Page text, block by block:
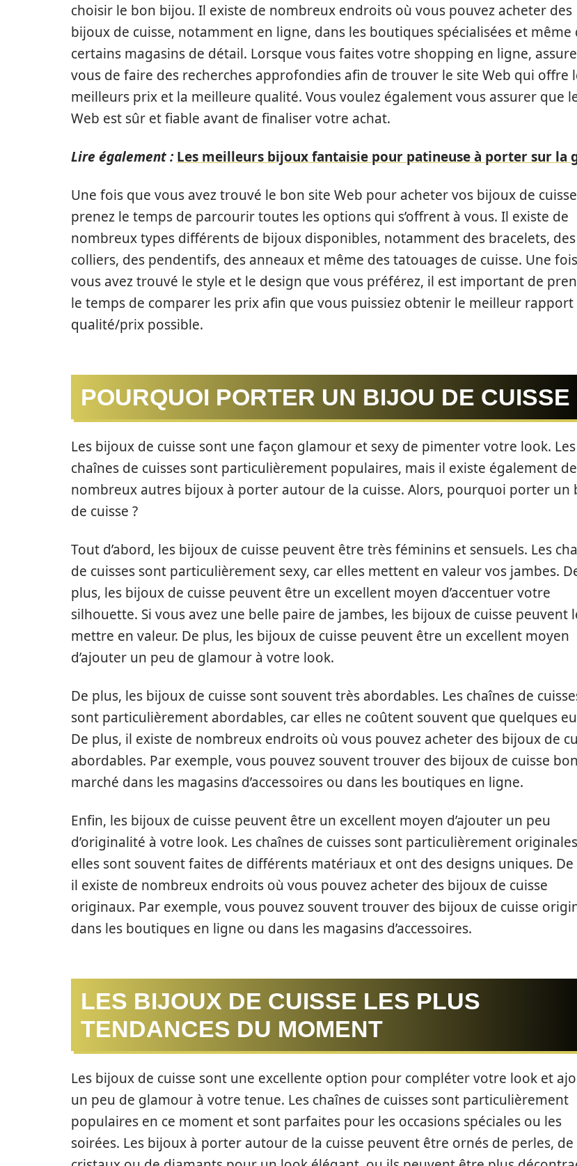
choisir le bon bijou. Il existe de nombreux endroits où vous pouvez acheter des
bijoux de cuisse, notamment en ligne, dans les boutiques spécialisées et même
certains magasins de détail. Lorsque vous faites votre shopping en ligne,
vous de faire des recherches approfondies afin de trouver le site Web qui offre
meilleurs prix et la meilleure qualité. Vous voulez également vous assurer que
Web est sûr et fiable avant de finaliser votre achat.
Lire également : Les meilleurs bijoux fantaisie pour patineuse à porter sur la
Une fois que vous avez trouvé le bon site Web pour acheter vos bijoux de
prenez le temps de parcourir toutes les options qui s’offrent à vous. Il existe de
nombreux types différents de bijoux disponibles, notamment des bracelets, des
colliers, des pendentifs, des anneaux et même des tatouages de cuisse. Une
vous avez trouvé le style et le design que vous préférez, il est important de
le temps de comparer les prix afin que vous puissiez obtenir le meilleur rapport
qualité/prix possible.
POURQUOI PORTER UN BIJOU DE CUISSE
Les bijoux de cuisse sont une façon glamour et sexy de pimenter votre look. Les
chaînes de cuisses sont particulièrement populaires, mais il existe également de
nombreux autres bijoux à porter autour de la cuisse. Alors, pourquoi porter un
de cuisse ?
Tout d’abord, les bijoux de cuisse peuvent être très féminins et sensuels. Les
de cuisses sont particulièrement sexy, car elles mettent en valeur vos jambes.
plus, les bijoux de cuisse peuvent être un excellent moyen d’accentuer votre
silhouette. Si vous avez une belle paire de jambes, les bijoux de cuisse peuvent
mettre en valeur. De plus, les bijoux de cuisse peuvent être un excellent moyen
d’ajouter un peu de glamour à votre look.
De plus, les bijoux de cuisse sont souvent très abordables. Les chaînes de
sont particulièrement abordables, car elles ne coûtent souvent que quelques
De plus, il existe de nombreux endroits où vous pouvez acheter des bijoux de
abordables. Par exemple, vous pouvez souvent trouver des bijoux de cuisse bon
marché dans les magasins d’accessoires ou dans les boutiques en ligne.
Enfin, les bijoux de cuisse peuvent être un excellent moyen d’ajouter un peu
d’originalité à votre look. Les chaînes de cuisses sont particulièrement
elles sont souvent faites de différents matériaux et ont des designs uniques. De
il existe de nombreux endroits où vous pouvez acheter des bijoux de cuisse
originaux. Par exemple, vous pouvez souvent trouver des bijoux de cuisse
dans les boutiques en ligne ou dans les magasins d’accessoires.
LES BIJOUX DE CUISSE LES PLUS
TENDANCES DU MOMENT
Les bijoux de cuisse sont une excellente option pour compléter votre look et
un peu de glamour à votre tenue. Les chaînes de cuisses sont particulièrement
populaires en ce moment et sont parfaites pour les occasions spéciales ou les
soirées. Les bijoux à porter autour de la cuisse peuvent être ornés de perles, de